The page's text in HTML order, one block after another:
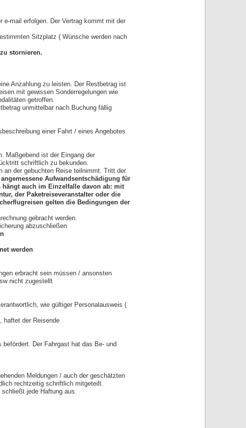
e-mail erfolgen. Der Vertrag kommt mit der
Sitzplatz ( Wünsche werden nach
stornieren.
Anzahlung zu leisten. Der Restbetrag ist
mit gewissen Sonderregelungen wie
getroffen.
unmittelbar nach Buchung fällig
einer Fahrt / eines Angebotes
Maßgebend ist der Eingang der
schriftlich zu bekunden.
an der gebuchten Reise teilnimmt. Tritt der
Aufwandsentschädigung für
hängt auch im Einzelfalle davon ab: mit
der Paketreiseveranstalter oder die
gelten die Bedingungen der
gebracht werden.
abzuschließen
werden
erbracht sein müssen / ansonsten
nicht zugestellt
wie gültiger Personalausweis (
haftet der Reisende
Der Fahrgast hat das Be- und
Meldungen / auch der geschätzten
rechtzeitig schriftlich mitgeteilt.
schließt jede Haftung aus.